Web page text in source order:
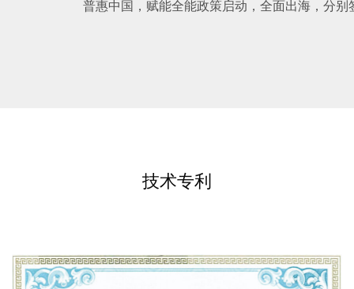
普惠中国，赋能全能政策启动，全面出海，分
技术专利